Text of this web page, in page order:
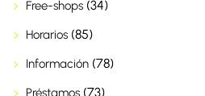
Free-shops (34)
Horarios (85)
Información (78)
Préstamos (73)